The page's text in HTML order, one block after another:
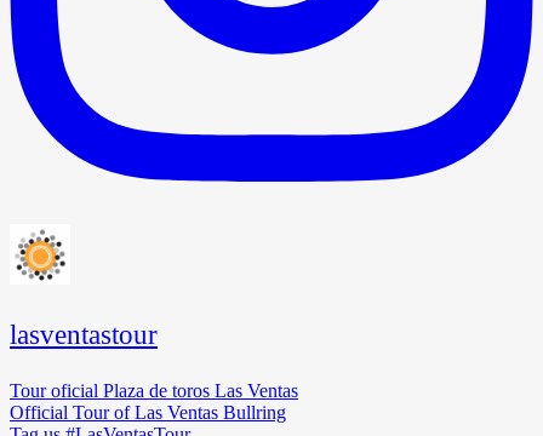
lasventastour
Tour oficial Plaza de toros Las Ventas
Official Tour of Las Ventas Bullring